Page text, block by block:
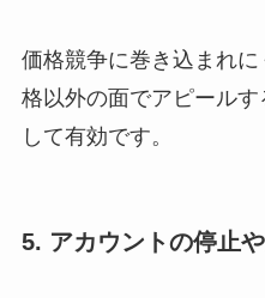
価格競争に巻き込まれ
格以外の面でアピール
して有効です。
5. アカウントの停止